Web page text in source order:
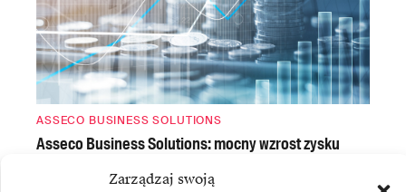
Zarządzaj swoją
ASSECO BUSINESS SOLUTIONS
Asseco Business Solutions: mocny wzrost zysku